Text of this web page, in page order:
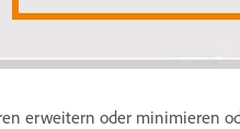
erweitern oder minimieren